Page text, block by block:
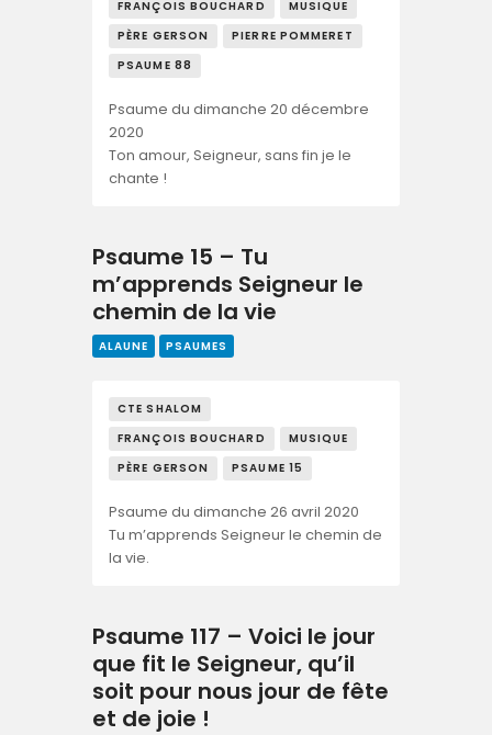
FRANÇOIS BOUCHARD
MUSIQUE
PÈRE GERSON
PIERRE POMMERET
PSAUME 88
Psaume du dimanche 20 décembre
2020
Ton amour, Seigneur, sans fin je le
chante !
Psaume 15 – Tu
m’apprends Seigneur le
chemin de la vie
ALAUNE PSAUMES
CTE SHALOM
FRANÇOIS BOUCHARD
MUSIQUE
PÈRE GERSON
PSAUME 15
Psaume du dimanche 26 avril 2020
Tu m’apprends Seigneur le chemin de
la vie.
Psaume 117 – Voici le jour
que fit le Seigneur, qu’il
soit pour nous jour de fête
et de joie !